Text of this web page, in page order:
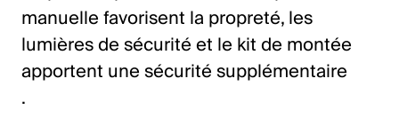
manuelle favorisent la propreté, les
lumières de sécurité et le kit de montée
apportent une sécurité supplémentaire
.